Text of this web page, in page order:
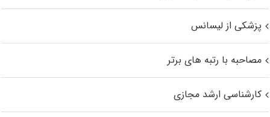
پزشکی از لیسانس
مصاحبه با رتبه های برتر
کارشناسی ارشد مجازی